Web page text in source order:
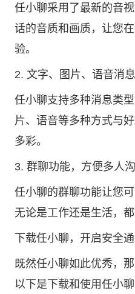
任小聊采用了最新的音
话的音质和画质，让您
验。
2. 文字、图片、语音消
任小聊支持多种消息类
片、语音等多种方式与
多彩。
3. 群聊功能，方便多人
任小聊的群聊功能让您
无论是工作还是生活，
下载任小聊，开启安全
既然任小聊如此优秀，
以下是下载和使用任小聊